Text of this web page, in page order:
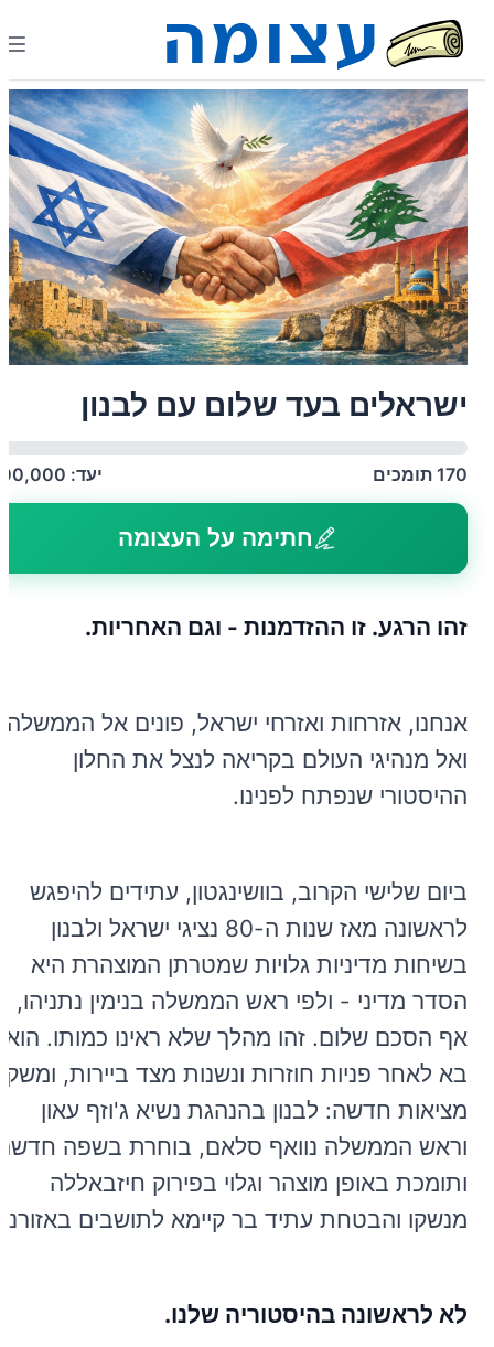
ישראלים בעד שלום עם לבנון
170 תומכים יעד:
חתימה על העצומה
זהו הרגע. זו ההזדמנות - וגם האחריות.
אנחנו, אזרחות ואזרחי ישראל, פונים אל הממשלה
ואל מנהיגי העולם בקריאה לנצל את החלון
ההיסטורי שנפתח לפנינו.
ביום שלישי הקרוב, בוושינגטון, עתידים להיפגש
לראשונה מאז שנות ה-80 נציגי ישראל ולבנון
בשיחות מדיניות גלויות שמטרתן המוצהרת היא
הסדר מדיני - ולפי ראש הממשלה בנימין נתניהו,
אף הסכם שלום. זהו מהלך שלא ראינו כמותו. הוא
בא לאחר פניות חוזרות ונשנות מצד ביירות,
מציאות חדשה: לבנון בהנהגת נשיא ג'וזף עאון
וראש הממשלה נוואף סלאם, בוחרת בשפה
ותומכת באופן מוצהר וגלוי בפירוק חיזבאללה
מנשקו והבטחת עתיד בר קיימא לתושבים
לא לראשונה בהיסטוריה שלנו.